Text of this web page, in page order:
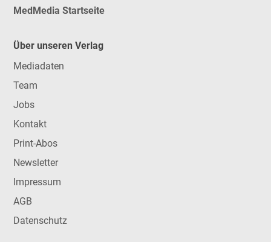
MedMedia Startseite
Über unseren Verlag
Mediadaten
Team
Jobs
Kontakt
Print-Abos
Newsletter
Impressum
AGB
Datenschutz